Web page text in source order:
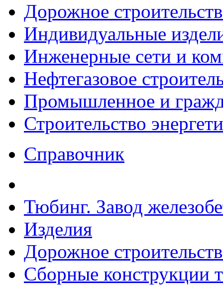
Дорожное
Индивидуальные
Инженерные сети и
Нефтегазовое
Промышленное и
Строительство
Справочник
Тюбинг. Завод
Изделия
Дорожное
Сборные конструкции